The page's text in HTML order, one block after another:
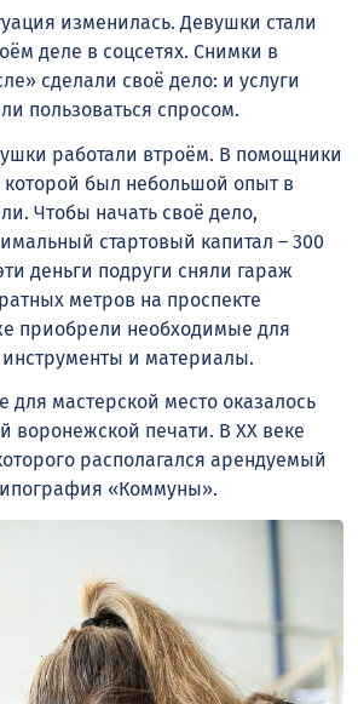
изменилась. Девушки стали
деле в соцсетях. Снимки в
сделали своё дело: и услуги
пользоваться спросом.
работали втроём. В помощники
был небольшой опыт в
Чтобы начать своё дело,
стартовый капитал – 300
деньги подруги сняли гараж
метров на проспекте
приобрели необходимые для
и материалы.
для мастерской место оказалось
воронежской печати. В XX веке
располагался арендуемый
«Коммуны».